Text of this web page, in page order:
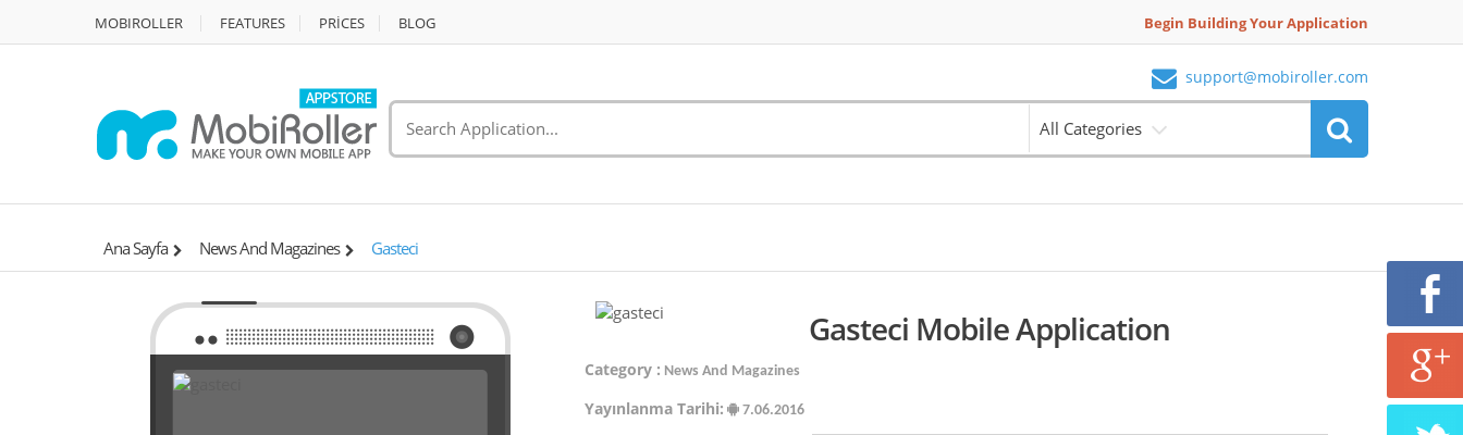
MOBIROLLER FEATURES PRİCES BLOG Begin Building Your Application
support@mobiroller.com
All Categories
Ana Sayfa News And Magazines Gasteci
Gasteci Mobile Application
Category : News And Magazines
Yayınlanma Tarihi: 7.06.2016